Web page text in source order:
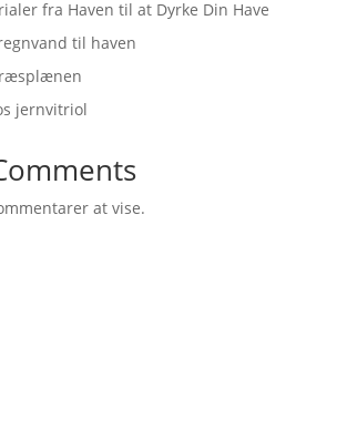
fra Haven til at Dyrke Din Have
til haven
jernvitriol
at vise.